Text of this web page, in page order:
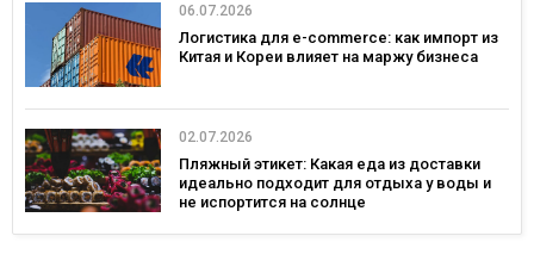
06.07.2026
Логистика для e-commerce: как импорт из
Китая и Кореи влияет на маржу бизнеса
02.07.2026
Пляжный этикет: Какая еда из доставки
идеально подходит для отдыха у воды и
не испортится на солнце